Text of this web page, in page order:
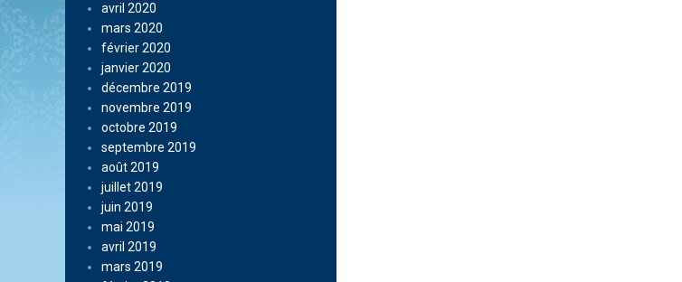
avril 2020
mars 2020
février 2020
janvier 2020
décembre 2019
novembre 2019
octobre 2019
septembre 2019
août 2019
juillet 2019
juin 2019
mai 2019
avril 2019
mars 2019